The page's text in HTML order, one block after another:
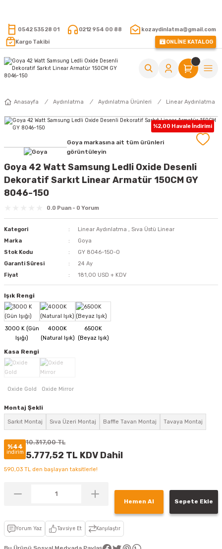
0542 535 28 01 0212 954 00 88
kozaydinlatma@gmail.com
Kargo Takibi
ONLİNE KATALOG
Anasayfa Aydınlatma Aydınlatma Ürünleri Linear Aydınlatma
%2,00 Havale İndirimi
Goya markasına ait tüm ürünleri
görüntüleyin
Goya 42 Watt Samsung Ledli Oxide Desenli
Dekoratif Sarkıt Linear Armatür 150CM GY
8046-150
0.0 Puan - 0 Yorum
Kategori Linear Aydınlatma , Sıva Üstü Linear
Marka
Goya
Stok Kodu
GY 8046-150-O
Garanti Süresi
24 Ay
Fiyat
181,00 USD + KDV
Işık Rengi
Kasa Rengi
Montaj Şekli
Sarkıt Montaj Sıva Üzeri Montaj Baffle Tavan Montaj Tavaya Montaj
%44
indirim
10.317,00 TL
5.777,52 TL KDV Dahil
590,03 TL den başlayan taksitlerle!
Hemen Al Sepete Ekle
Yorum Yaz Tavsiye Et Karşılaştır